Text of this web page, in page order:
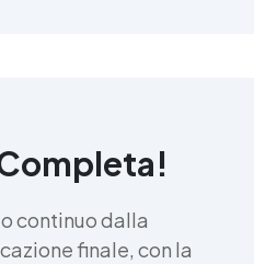
continuo dalla
finale, con la